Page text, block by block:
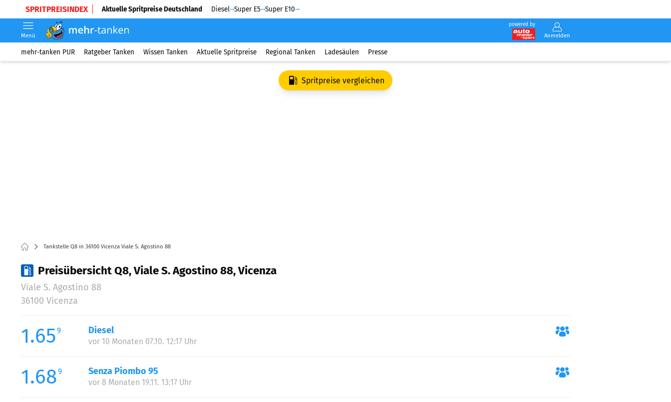
SPRITPREISINDEX Aktuelle Spritpreise Deutschland Diesel Super E5 Super E10
powered by
Anmelden
Menü
mehr-tanken PUR Ratgeber Tanken Wissen Tanken Aktuelle Spritpreise Regional Tanken Ladesäulen Presse
Spritpreise vergleichen
Tankstelle Q8 in 36100 Vicenza Viale S. Agostino 88
Preisübersicht Q8, Viale S. Agostino 88, Vicenza
Viale S. Agostino 88
36100 Vicenza
1.659 Diesel
vor 10 Monaten 07.10. 12:17 Uhr
1.689 Senza Piombo 95
vor 8 Monaten 19.11. 13:17 Uhr